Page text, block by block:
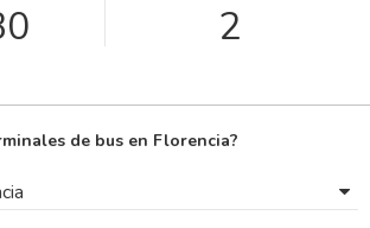
2
de bus en Florencia?